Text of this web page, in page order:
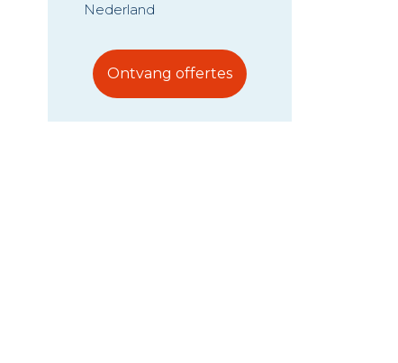
Voordelen en
thuisbatterij?
Nederland
Ontvang offertes